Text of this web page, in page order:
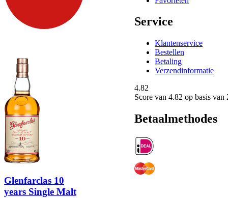
Glenfarclas 10
years Single Malt
Service
Klantenservice
Bestellen
Betaling
Verzendinformatie
4.82
Score van 4.82 op basis van
Betaalmethodes